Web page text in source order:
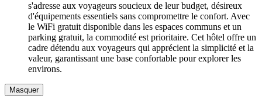
s'adresse aux voyageurs soucieux de leur budget, désireux
d'équipements essentiels sans compromettre le confort. Avec
le WiFi gratuit disponible dans les espaces communs et un
parking gratuit, la commodité est prioritaire. Cet hôtel offre un
cadre détendu aux voyageurs qui apprécient la simplicité et la
valeur, garantissant une base confortable pour explorer les
environs.
Masquer